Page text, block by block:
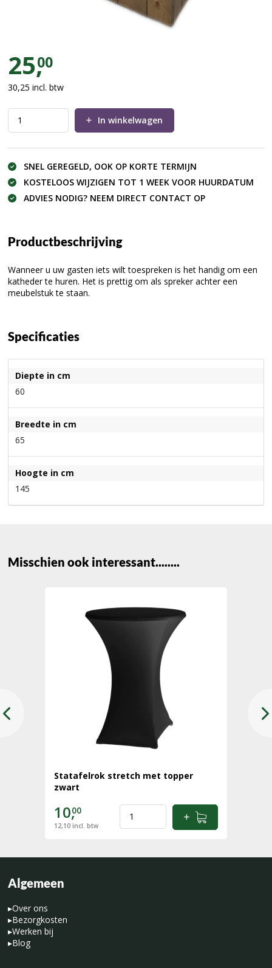
Spreekstoel vintage
25,00
30,25 incl. btw
In winkelwagen
SNEL GEREGELD, OOK OP KORTE TERMIJN
KOSTELOOS WIJZIGEN TOT 1 WEEK VOOR HUURDATUM
ADVIES NODIG? NEEM DIRECT CONTACT OP
Productbeschrijving
Wanneer u uw gasten iets wilt toespreken is het handig om een
katheder te huren. Het is prettig om als spreker achter een
meubelstuk te staan.
Specificaties
Diepte in cm
60
Breedte in cm
65
Hoogte in cm
145
Misschien ook interessant........
Statafelrok stretch met topper
zwart
10,00
12,10 incl. btw
Algemeen
▸Over ons
▸Bezorgkosten
▸Werken bij
▸Blog